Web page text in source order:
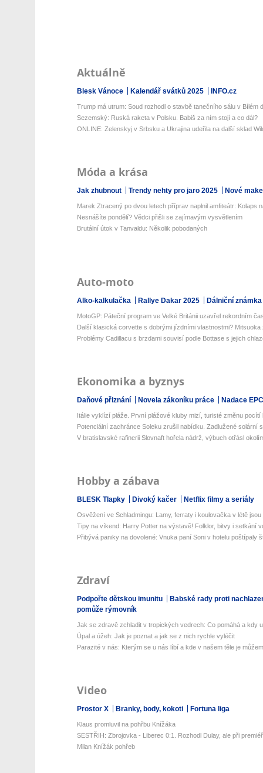
Aktuálně
Blesk Vánoce Kalendář svátků 2025 INFO.cz
Trump má utrum: Soud rozhodl o stavbě tanečního sálu v Bílém
Sezemský: Ruská raketa v Polsku. Babiš za ním stojí a co dál?
ONLINE: Zelenskyj v Srbsku a Ukrajina udeřila na další sklad
Móda a krása
Jak zhubnout Trendy nehty pro jaro 2025 Nové
Marek Ztracený po dvou letech příprav naplnil amfiteátr: Kolaps
Nesnášíte pondělí? Vědci přišli se zajímavým vysvětlením
Brutální útok v Tanvaldu: Několik pobodaných
Auto-moto
Alko-kalkulačka Rallye Dakar 2025 Dálniční známka
MotoGP: Páteční program ve Velké Británii uzavřel rekordním
Další klasická corvette s dobrými jízdními vlastnostmi? Mitsuoka
Problémy Cadillacu s brzdami souvisí podle Bottase s jejich
Ekonomika a byznys
Daňové přiznání Novela zákoníku práce Nadace
Itálie vyklízí pláže. První plážové kluby mizí, turisté změnu pocítí
Potenciální zachránce Soleku zrušil nabídku. Zadlužené solární
V bratislavské rafinerii Slovnaft hořela nádrž, výbuch otřásl
Hobby a zábava
BLESK Tlapky Divoký kačer Netflix filmy a seriály
Osvěžení ve Schladmingu: Lamy, ferraty i koulovačka v létě jsou
Tipy na víkend: Harry Potter na výstavě! Folklor, bitvy i setkání
Přibývá paniky na dovolené: Vnuka paní Soni v hotelu poštípaly
Zdraví
Podpořte dětskou imunitu
Babské rady proti
pomůže rýmovník
Jak se zdravě zchladit v tropických vedrech: Co pomáhá a kdy
Úpal a úžeh: Jak je poznat a jak se z nich rychle vyléčit
Parazité v nás: Kterým se u nás líbí a kde v našem těle je
Video
Prostor X Branky, body, kokoti Fortuna liga
Klaus promluvil na pohřbu Knížáka
SESTŘIH: Zbrojovka - Liberec 0:1. Rozhodl Dulay, ale při
Milan Knížák pohřeb